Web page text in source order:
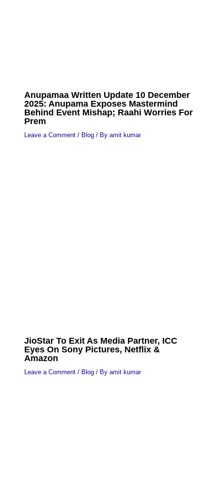
Anupamaa Written Update 10 December
2025: Anupama Exposes Mastermind
Behind Event Mishap; Raahi Worries For
Prem
Leave a Comment / Blog/ By amit kumar
JioStar To Exit As Media Partner, ICC
Eyes On Sony Pictures, Netflix &
Amazon
Leave a Comment / Blog/ By amit kumar